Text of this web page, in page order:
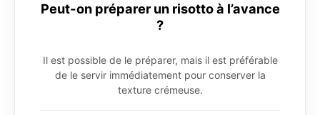
Peut-on préparer un risotto à l’avance
?
Il est possible de le préparer, mais il est préférable
de le servir immédiatement pour conserver la
texture crémeuse.